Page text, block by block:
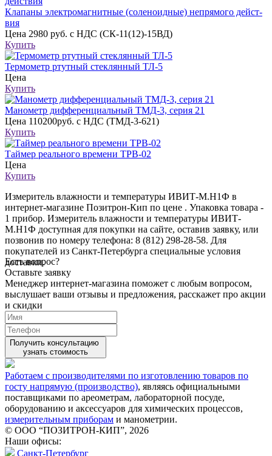
Клапаны электро­маг­нит­ные (соле­но­ид­ные) непря­мо­го дейст­
вия
Цена 2980 руб. с НДС (СК-11(12)-15ВД)
Купить
Термометр ртутный стеклянный ТЛ-5
Цена
Купить
Манометр дифференциальный ТМД-3, серия 21
Цена 110200руб. с НДС (ТМД-3-621)
Купить
Таймер реального времени ТРВ-02
Цена
Купить
Измеритель влажности и температуры ИВИТ-М.Н1Ф в
интернет-магазине Позитрон-Кип по цене . Упаковка товара -
1 прибор. Измеритель влажности и температуры ИВИТ-
М.Н1Ф доступная для покупки на сайте, оставив заявку, или
позвонив по номеру телефона: 8 (812) 298-28-58. Для
покупателей из Санкт-Петербурга специальные условия
доставки.
Есть вопрос?
Оставьте заявку
Менеджер интернет-магазина поможет с любым вопросом,
выслушает ваши отзывы и предложения, расскажет про акции
и скидки
Получить консультацию
узнать стоимость
Работаем с производителями по изготовлению товаров по
госту напрямую (производство), являясь официальными
поставщиками по ареометрам, лабораторной посуде,
оборудованию и аксессуаров для химических процессов,
измерительным приборам и манометрии.
© ООО “ПОЗИТРОН-КИП”, 2026
Наши офисы:
Санкт-Петербург